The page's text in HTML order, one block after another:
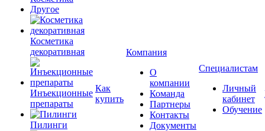
Другое
Косметика
декоративная
Инъекционные
препараты
Пилинги
Как
купить
Компания
О
компании
Команда
Партнеры
Контакты
Документы
Специалистам
Личный
кабинет
Обучение